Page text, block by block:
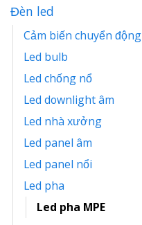
Đèn led
Cảm biến chuyển động
Led bulb
Led chống nổ
Led downlight âm
Led nhà xưởng
Led panel âm
Led panel nổi
Led pha
Led pha MPE